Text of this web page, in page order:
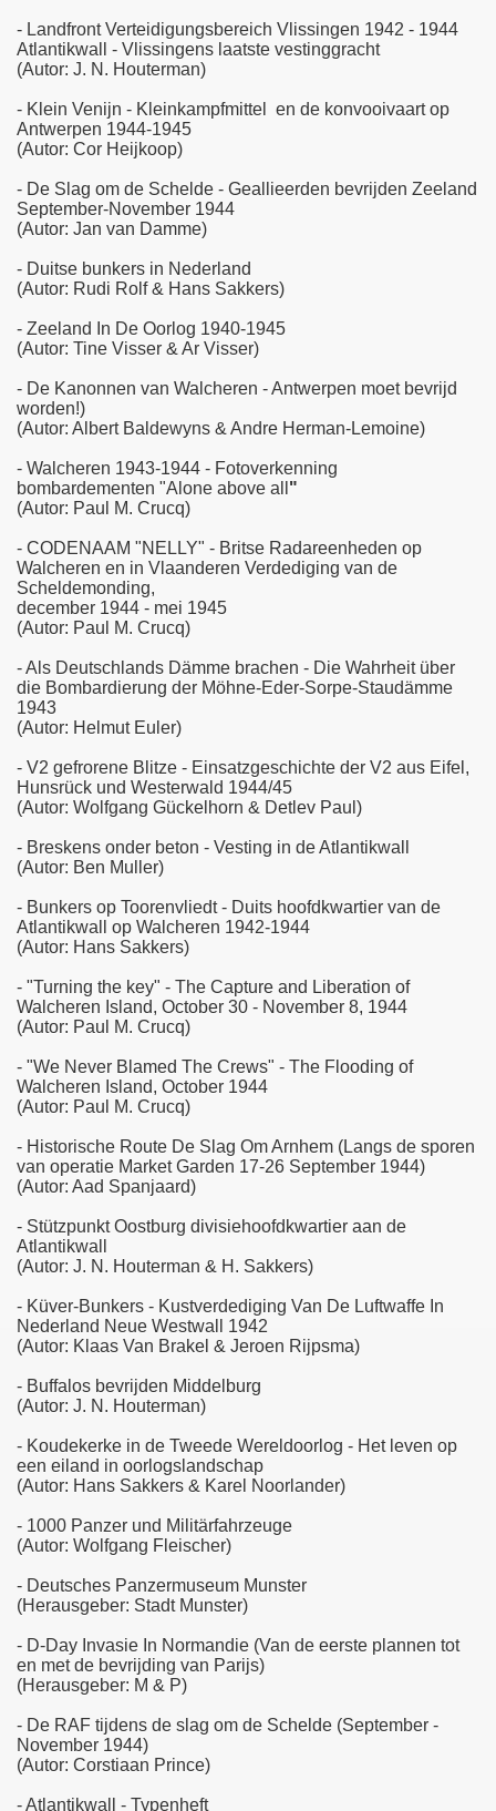
- Landfront Verteidigungsbereich Vlissingen 1942 - 1944
Atlantikwall - Vlissingens laatste vestinggracht
(Autor: J. N. Houterman)
- Klein Venijn - Kleinkampfmittel en de konvooivaart op
Antwerpen 1944-1945
(Autor: Cor Heijkoop)
- De Slag om de Schelde - Geallieerden bevrijden Zeeland
September-November 1944
(Autor: Jan van Damme)
- Duitse bunkers in Nederland
(Autor: Rudi Rolf & Hans Sakkers)
- Zeeland In De Oorlog 1940-1945
(Autor: Tine Visser & Ar Visser)
- De Kanonnen van Walcheren - Antwerpen moet bevrijd
worden!)
(Autor: Albert Baldewyns & Andre Herman-Lemoine)
- Walcheren 1943-1944 - Fotoverkenning
bombardementen "Alone above all "
(Autor: Paul M. Crucq)
- CODENAAM "NELLY" - Britse Radareenheden op
Walcheren en in Vlaanderen Verdediging van de
Scheldemonding,
december 1944 - mei 1945
(Autor: Paul M. Crucq)
- Als Deutschlands Dämme brachen - Die Wahrheit über
die Bombardierung der Möhne-Eder-Sorpe-Staudämme
1943
(Autor: Helmut Euler)
- V2 gefrorene Blitze - Einsatzgeschichte der V2 aus Eifel,
Hunsrück und Westerwald 1944/45
(Autor: Wolfgang Gückelhorn & Detlev Paul)
- Breskens onder beton - Vesting in de Atlantikwall
(Autor: Ben Muller)
- Bunkers op Toorenvliedt - Duits hoofdkwartier van de
Atlantikwall op Walcheren 1942-1944
(Autor: Hans Sakkers)
- "Turning the key" - The Capture and Liberation of
Walcheren Island, October 30 - November 8, 1944
(Autor: Paul M. Crucq)
- "We Never Blamed The Crews" - The Flooding of
Walcheren Island, October 1944
(Autor: Paul M. Crucq)
- Historische Route De Slag Om Arnhem (Langs de sporen
van operatie Market Garden 17-26 September 1944)
(Autor: Aad Spanjaard)
- Stützpunkt Oostburg divisiehoofdkwartier aan de
Atlantikwall
(Autor: J. N. Houterman & H. Sakkers)
- Küver-Bunkers - Kustverdediging Van De Luftwaffe In
Nederland Neue Westwall 1942
(Autor: Klaas Van Brakel & Jeroen Rijpsma)
- Buffalos bevrijden Middelburg
(Autor: J. N. Houterman)
- Koudekerke in de Tweede Wereldoorlog - Het leven op
een eiland in oorlogslandschap
(Autor: Hans Sakkers & Karel Noorlander)
- 1000 Panzer und Militärfahrzeuge
(Autor: Wolfgang Fleischer)
- Deutsches Panzermuseum Munster
(Herausgeber: Stadt Munster)
- D-Day Invasie In Normandie (Van de eerste plannen tot
en met de bevrijding van Parijs)
(Herausgeber: M & P)
- De RAF tijdens de slag om de Schelde (September -
November 1944)
(Autor: Corstiaan Prince)
- Atlantikwall - Typenheft